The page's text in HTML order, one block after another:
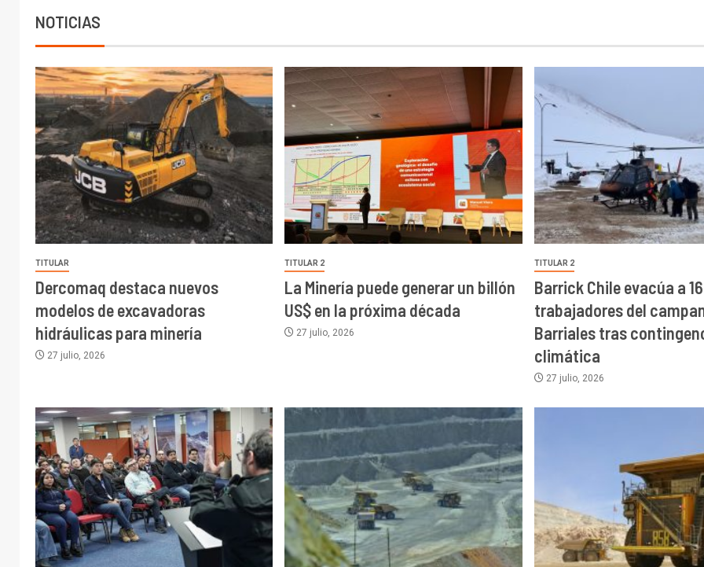
NOTICIAS
TITULAR
Dercomaq destaca nuevos
modelos de excavadoras
hidráulicas para minería
27 julio, 2026
TITULAR 2
La Minería puede generar un billón
US$ en la próxima década
27 julio, 2026
TITULAR 2
Barrick Chile evacúa a 16
trabajadores del
Barriales tras
climática
27 julio, 2026